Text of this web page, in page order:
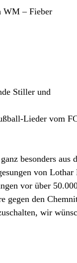
WM – Fieber
Stiller und
Lieder vom
besonders aus
von Lothar
vor über
gegen den
wir